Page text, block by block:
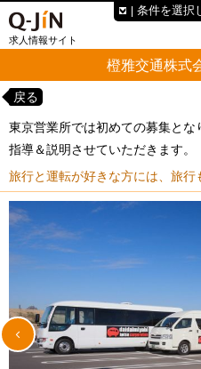
求人情報サイト
橙雅交通株式
戻る
東京営業所では初めての募集と
指導＆説明させていただきます。
旅行と運転が好きな方には、旅行
条件を選択